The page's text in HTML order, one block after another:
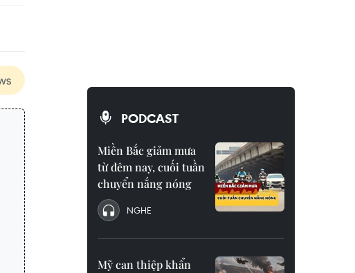
PODCAST
Miền Bắc giảm mưa
từ đêm nay, cuối tuần
chuyển nắng nóng
NGHE
Mỹ can thiệp khẩn